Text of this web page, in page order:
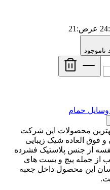
ناموجود
وسایل حمام
محصولات این شرکت
فوق العاده شیک زیبایی
از جنس پلاستیک فشرده
از جمله پیچ و بست های
این محصول داخل جعبه